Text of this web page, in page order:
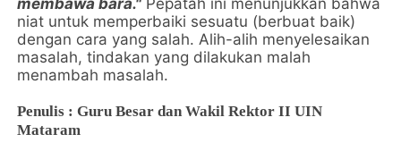
niat untuk memperbaiki sesuatu (berbuat baik)
dengan cara yang salah. Alih-alih menyelesaikan
masalah, tindakan yang dilakukan malah
menambah masalah.
Penulis : Guru Besar dan Wakil Rektor II UIN
Mataram